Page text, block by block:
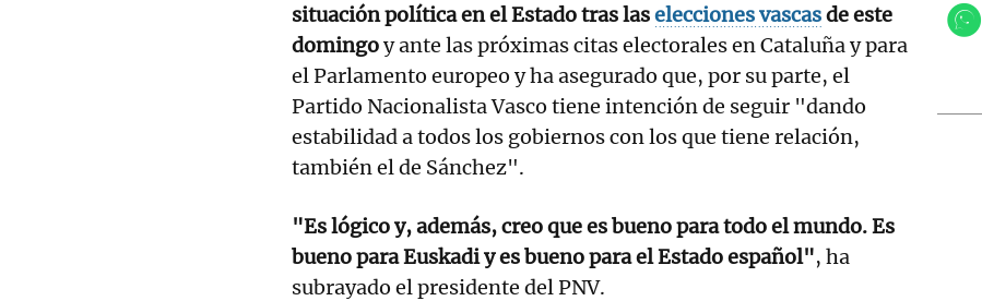
situación política en el Estado tras laselecciones vascasde este
domingoy ante las próximas citas electorales en Cataluña y para
el Parlamento europeo y ha asegurado que, por su parte, el
Partido Nacionalista Vasco tiene intención de seguir "dando
estabilidad a todos los gobiernos con los que tiene relación,
también el de Sánchez".
"Es lógico y, además, creo que es bueno para todo el mundo. Es
bueno para Euskadi y es bueno para el Estado español", ha
subrayado el presidente del PNV.